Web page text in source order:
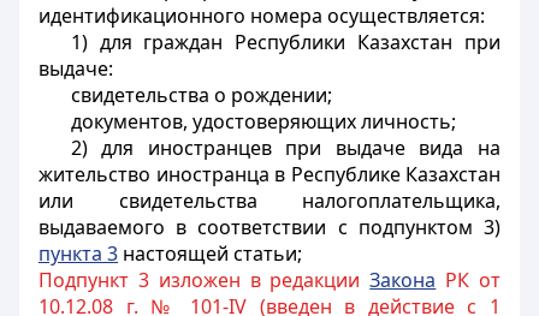
идентификационного номера осуществляется:
1) для граждан Республики Казахстан при
выдаче:
свидетельства о рождении;
документов, удостоверяющих личность;
2) для иностранцев при выдаче вида на
жительство иностранца в Республике Казахстан
или свидетельства налогоплательщика,
выдаваемого в соответствии с подпунктом 3)
пункта 3 настоящей статьи;
Подпункт 3 изложен в редакцииЗакона РК от
10.12.08 г. № 101-IV (введен в действие с 1